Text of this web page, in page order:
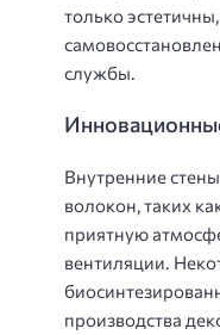
только
службы.
Внутренние
волокон, таких
приятную
вентиляции.
производства